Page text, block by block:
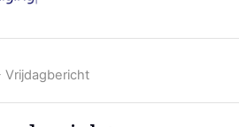
Vrijdagbericht